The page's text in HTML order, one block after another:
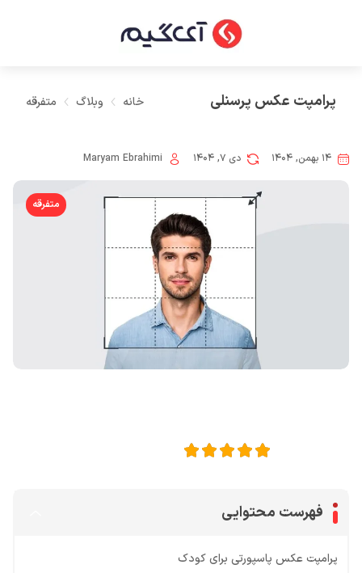
پرامپت عکس پرسنلی خانه وبلاگ متفرقه
۱۴ بهمن, ۱۴۰۴ دی ۷, ۱۴۰۴ Maryam Ebrahimi
متفرقه
فهرست محتوایی
پرامپت عکس پاسپورتی برای کودک